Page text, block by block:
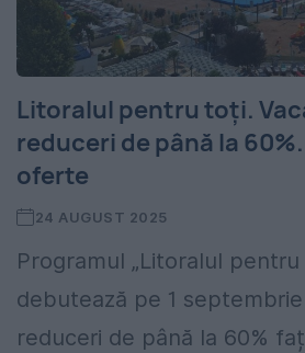
Litoralul pentru toți.
reduceri de până la
oferte
24 AUGUST 2025
Programul „Litoralul pentru
debutează pe 1
reduceri de până la 60%